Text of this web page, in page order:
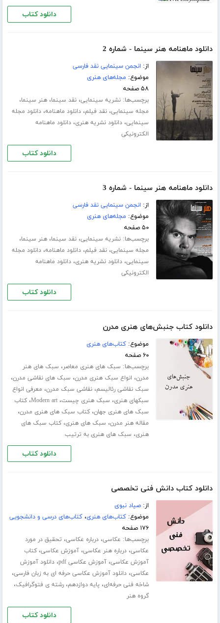
دانلود کتاب
دانلود ماهنامه هنر سینما - شماره 2
از: انجمن سینمایی نقد فارسی
موضوع: مجله‌های هنری
۵۸ صفحه
برچسب‌ها:نشریه سینمایی،نقد سینما،هنر سینما،
مجله سینمایی،نقد فیلم،دانلود ماهنامه،دانلود مجله
سینمایی،دانلود نشریه هنری،دانلود ماهنامه
الکترونیکی
دانلود کتاب
دانلود ماهنامه هنر سینما - شماره 3
از: انجمن سینمایی نقد فارسی
موضوع: مجله‌های هنری
۵۰ صفحه
برچسب‌ها:نشریه سینمایی،نقد سینما،هنر سینما،
مجله سینمایی،نقد فیلم،دانلود ماهنامه،دانلود مجله
سینمایی،دانلود نشریه هنری،دانلود ماهنامه
الکترونیکی
دانلود کتاب
دانلود کتاب جنبش‌های هنری مدرن
موضوع:کتاب‌های هنری
۶۰ صفحه
برچسب‌ها: سبک های هنری معاصر، سبک های هنر
مدرن، انواع سبک هنری مدرن، سبک های نقاشی مدرن،
سبک نقاشی رئالیسم،نقاشی سبک مدرن، معرفی انواع
سبکهای هنری، سبک هنری چیست،Modern art،کتاب
سبک های هنری جهان،کتاب سبک های هنری مدرن،
مقاله هنر مدرن، سبک های هنری،کتاب سبک های
هنری، سبک های هنری به ترتیب
دانلود کتاب
دانلود کتاب دانش فنی تخصصی
از:صیاد نبوی
موضوع:کتاب‌های هنری،کتاب‌های درسی و دانشجویی
۱۷۶ صفحه
برچسب‌ها: عکاسی،درباره عکاسی، تحقیق در مورد
عکاسی،درباره هنر عکاسی،آموزش عکاسی،کتاب
آموزش عکاسی،آموزش عکاسی pdf ،دانلود آموزش
عکاسی،دانلود آموزش عکاسی حرفه ای به زبان فارسی،
شاخه فنی حرفه‌ای، پایه دوازدهم،رشته ی فتوگرافیک،
گروه هنر
دانلود کتاب